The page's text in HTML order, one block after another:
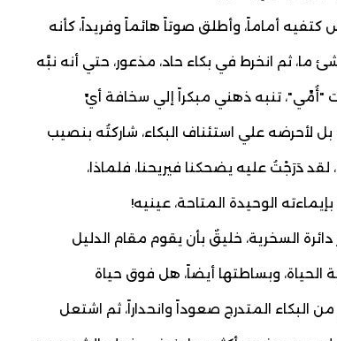
أماماً، وأطلق صوتاً هائماً وفريداً، كأنه
ثم انخرط في بكاء حاد، مذعور، حتي أنه نبَّه
"أُمِّي"، تنبه ذهني مبكراً إلي سخافة أيِّ
لأحرضه علي استئناف البكاء، شاركتُه بنصيب
دَرَجْتُ عليه يضحكنا فيريحنا، فلماذا،
بإيماءته الوحيدة المتاحة، عينيه!
السخرية، خليقٌ بأن يقوم مقام الدليل
الحياة، وبساطتها أيضاً، هل فوق حياة
البكاء المتدرج صعوداً وانحداراً، ثم اشتعل